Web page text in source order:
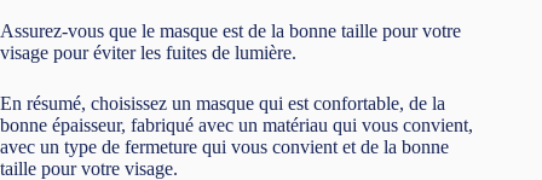
Assurez-vous que le masque est de la bonne taille pour votre
visage pour éviter les fuites de lumière.
En résumé, choisissez un masque qui est confortable, de la
bonne épaisseur, fabriqué avec un matériau qui vous convient,
avec un type de fermeture qui vous convient et de la bonne
taille pour votre visage.